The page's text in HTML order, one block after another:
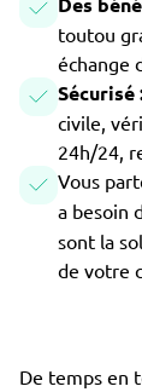
toutou
échange
Sécurisé
civile,
24h/24,
Vous
a besoin
sont la
de votre
De temps en